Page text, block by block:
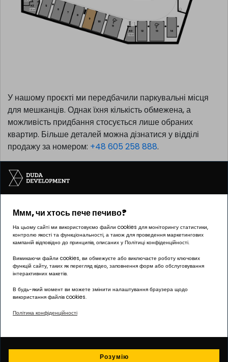
Ммм, чи хтось пече печиво?
На цьому сайті ми використовуємо файли cookies для моніторингу статистики,
контролю якості та функціональності, а також для проведення маркетингових
кампаній відповідно до принципів, описаних у Політиці конфіденційності.
Вимикаючи файли cookies, ви обмежуєте або виключаєте роботу ключових
функцій сайту, таких як перегляд відео, заповнення форм або обслуговування
інтерактивних макетів.
В будь-який момент ви можете змінити налаштування браузера щодо
використання файлів cookies.
Політика конфіденційності
Розумію
У нашому проєкті ми передбачили паркувальні місця
для мешканців. Однак їхня кількість обмежена, а
можливість придбання стосується лише обраних
квартир. Більше деталей можна дізнатися у відділі
продажу за номером: +48 605 258 888.
Інвестицію реалізує компанія Pułaskiego 19 sp. z o.o.
ОФІС Познань | ГРУНВАЛД
понеділок – п’ятниця: 8:00 – 17:00